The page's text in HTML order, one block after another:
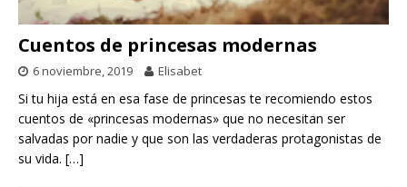
Cuentos de princesas modernas
6 noviembre, 2019 Elisabet
Si tu hija está en esa fase de princesas te recomiendo estos
cuentos de «princesas modernas» que no necesitan ser
salvadas por nadie y que son las verdaderas protagonistas de
su vida. […]